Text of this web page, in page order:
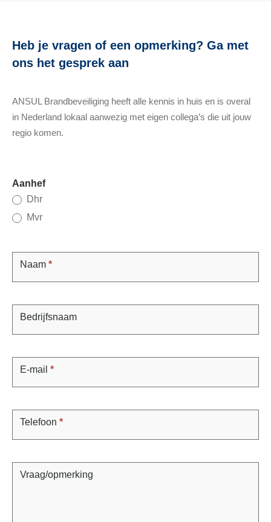
Heb je vragen of een opmerking? Ga met
ons het gesprek aan
ANSUL Brandbeveiliging heeft alle kennis in huis en is overal
in Nederland lokaal aanwezig met eigen collega’s die uit jouw
regio komen.
Contact
Aanhef
Dhr
Mvr
Naam *
Bedrijfsnaam
E-mail *
Telefoon *
Vraag/opmerking